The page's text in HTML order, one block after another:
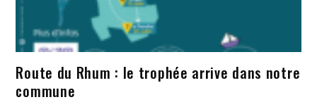
Route du Rhum : le trophée arrive dans notre
commune